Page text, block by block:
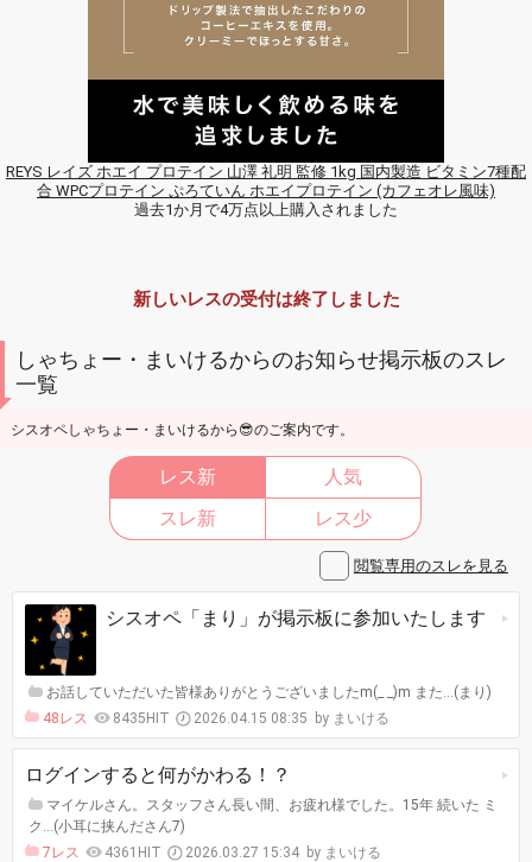
REYS レイズ ホエイ プロテイン 山澤 礼明 監修 1kg 国内製造 ビタミン7種配
合 WPCプロテイン ぷろていん ホエイプロテイン (カフェオレ風味)
過去1か月で4万点以上購入されました
新しいレスの受付は終了しました
しゃちょー・まいけるからのお知らせ掲示板のスレ
一覧
シスオペしゃちょー・まいけるから😎のご案内です。
レス新
人気
スレ新
レス少
閲覧専用のスレを見る
シスオペ「まり」が掲示板に参加いたします
お話していただいた皆様ありがとうございましたm(_ _)m また…(まり)
48レス
8435HIT 2026.04.15 08:35 まいける
ログインすると何がかわる！？
マイケルさん。スタッフさん長い間、お疲れ様でした。15年 続いた ミ
ク…(小耳に挟んださん7)
7レス
4361HIT 2026.03.27 15:34 まいける